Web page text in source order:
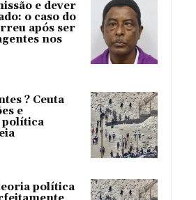
e dever
o caso do
após ser
nos
? Ceuta
e
política
política